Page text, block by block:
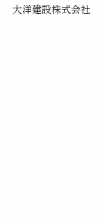
大洋建設株式会社